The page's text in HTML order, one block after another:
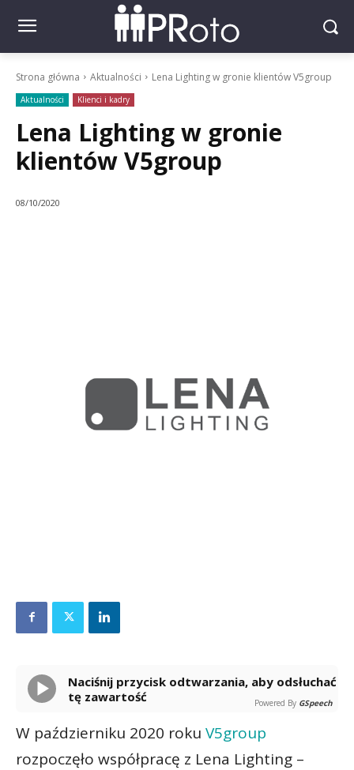
Strona główna Aktualności Lena Lighting w gronie klientów V5group
Aktualności Klienci i kadry
Lena Lighting w gronie
klientów V5group
08/10/2020
Naciśnij przycisk odtwarzania, aby odsłuchać
tę zawartość
Powered By GSpeech
W październiku 2020 roku V5group
rozpoczęło współpracę z Lena Lighting –